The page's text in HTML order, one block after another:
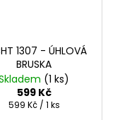
1307 - ÚHLOVÁ
BRUSKA
(1 ks)
599 Kč
Měrná
599 Kč / 1 ks